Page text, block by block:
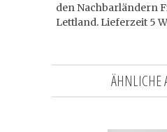
den Nachbarländern
Lettland. Lieferzeit 5
ÄHNLICHE